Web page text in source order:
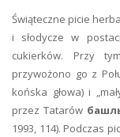
Świąteczne picie
i słodycze w
cukierków. Przy
przywożono go z
końska głowa) i
przez Tatarów
1993, 114). Podczas